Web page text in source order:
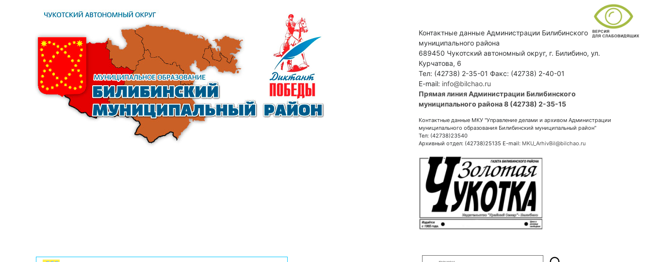
Контактные данные Администрации Билибинского
муниципального района
689450 Чукотский автономный округ, г. Билибино, ул.
Курчатова, 6
Тел: (42738) 2-35-01 Факс: (42738) 2-40-01
E-mail: info@bilchao.ru
Прямая линия Администрации Билибинского
муниципального района 8 (42738) 2-35-15
Контактные данные МКУ "Управление делами и архивом Администрации
муниципального образования Билибинский муниципальный район"
Тел: (42738)23540
Архивный отдел: (42738)25135 E-mail: MKU_ArhivBil@bilchao.ru